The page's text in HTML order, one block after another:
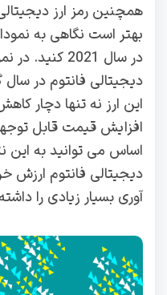
همچنین رمز ارز
بهتر است نگاهی به
در سال 2021
دیجیتالی فانتوم در
این ارز نه تنها دچار
افزایش قیمت قابل
اساس می توانید به این
دیجیتالی فانتوم ارزش
آوری بسیار زیادی را